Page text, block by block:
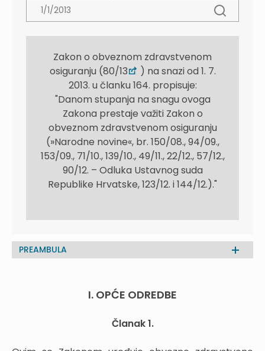
Zakon o obveznom zdravstvenom
osiguranju (80/13
) na snazi od 1. 7.
2013. u članku 164. propisuje:
"Danom stupanja na snagu ovoga
Zakona prestaje važiti Zakon o
obveznom zdravstvenom osiguranju
(»Narodne novine«, br. 150/08., 94/09.,
153/09., 71/10., 139/10., 49/11., 22/12., 57/12.,
90/12. – Odluka Ustavnog suda
Republike Hrvatske, 123/12. i 144/12.)."
PREAMBULA
I. OPĆE ODREDBE
Članak 1.